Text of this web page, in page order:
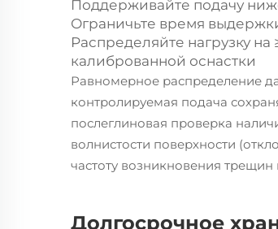
Поддерживайте подачу
Ограничьте время
Распределяйте нагрузку
калиброванной оснастки
Равномерное распределение
контролируемая подача
послеглиновая проверка
волнистости поверхности
частоту возникновения
Долгосрочное